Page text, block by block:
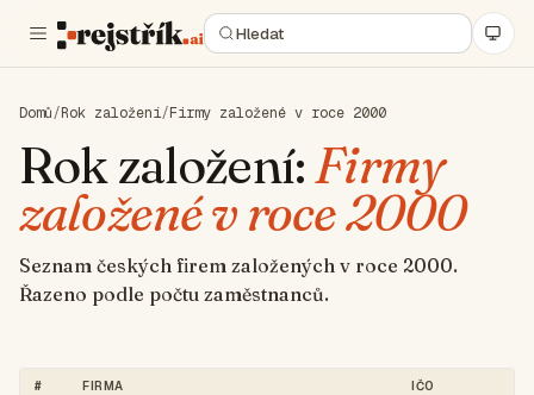
Domů/Rok založení/Firmy založené v roce 2000
Rok založení:Firmy
založené v roce 2000
Seznam českých firem založených v roce 2000.
Řazeno podle počtu zaměstnanců.
# FIRMA
IČO